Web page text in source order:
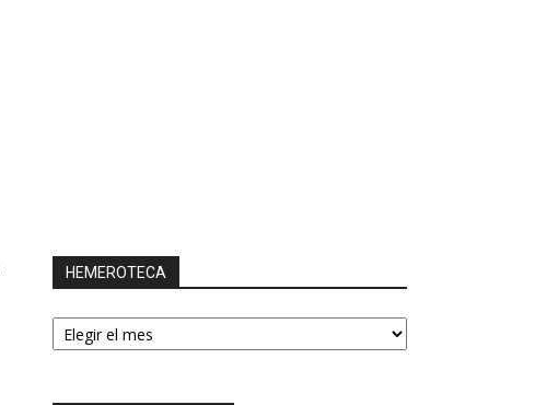
HEMEROTECA
HEMEROTECA